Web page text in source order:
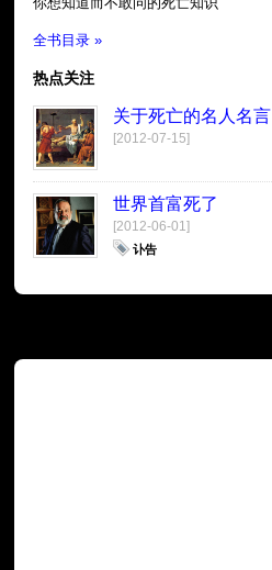
全书目录 »
热点关注
关于死亡的名人名言
[2012-07-15]
世界首富死了
[2012-06-01]
讣告